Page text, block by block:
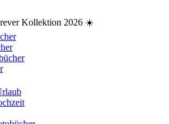
Kollektion 2026 ☀️